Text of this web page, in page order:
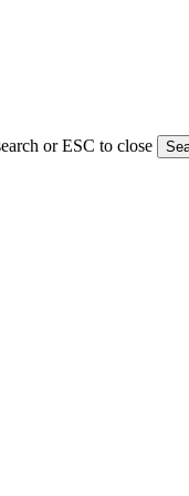
or ESC to close